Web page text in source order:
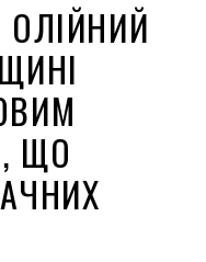
ОЛІЙНИЙ
ЩО